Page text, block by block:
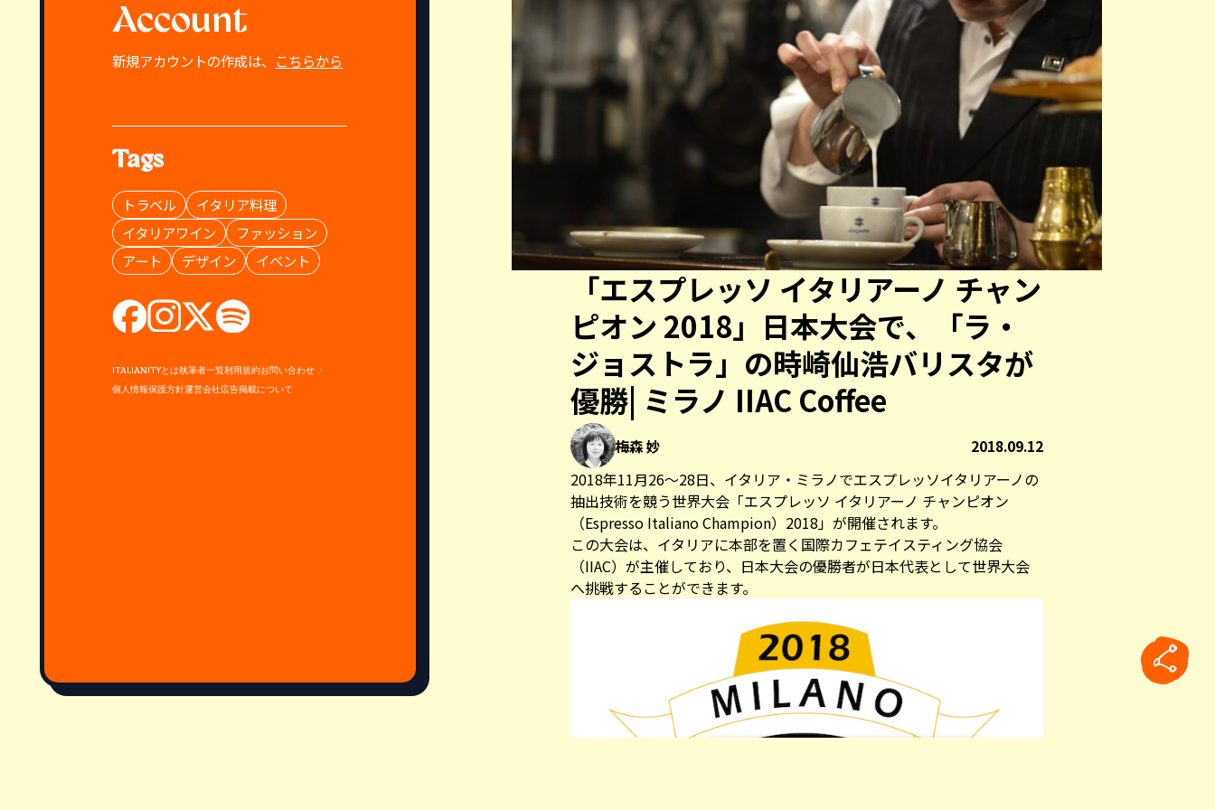
Account
新規アカウントの作成は、 こちらから
Tags
トラベル
イタリア料理
イタリアワイン
ファッション
アート
デザイン イベント
ITALIANITYとは執筆者一覧利用規約お問い合わせ
個人情報保護方針運営会社広告掲載について
「エスプレッソ イタリアーノ チャン
ピオン 2018」日本大会で、「ラ・
ジョストラ」の時崎仙浩バリスタが
優勝| ミラノ IIAC Coffee
梅森 妙 2018.09.12
2018年11月26～28日、イタリア・ミラノでエスプレッソイタリアーノの
抽出技術を競う世界大会「エスプレッソ イタリアーノ チャンピオン
（Espresso Italiano Champion）2018」が開催されます。
この大会は、イタリアに本部を置く国際カフェテイスティング協会
（IIAC）が主催しており、日本大会の優勝者が日本代表として世界大会
へ挑戦することができます。